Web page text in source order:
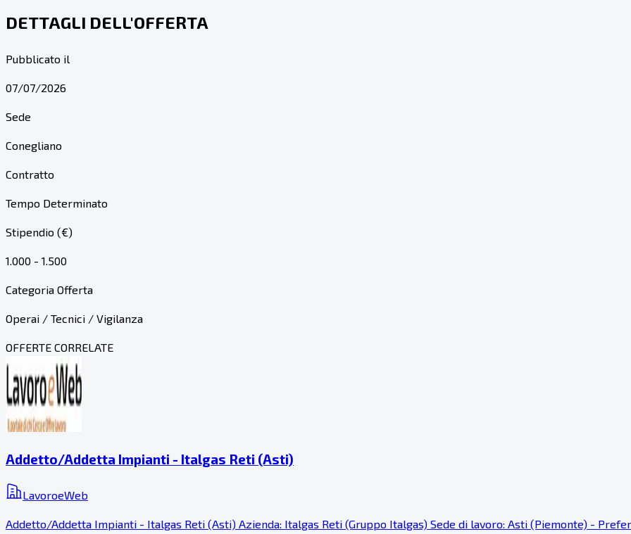
DETTAGLI DELL'OFFERTA
Pubblicato il
07/07/2026
Sede
Conegliano
Contratto
Tempo Determinato
Stipendio (€)
1.000 - 1.500
Categoria Offerta
Operai / Tecnici / Vigilanza
OFFERTE CORRELATE
Addetto/Addetta Impianti - Italgas Reti (Asti)
LavoroeWeb
Addetto/Addetta Impianti - Italgas Reti (Asti) Azienda: Italgas Reti (Gruppo Italgas) Sede di lavoro: Asti (Piemonte) -